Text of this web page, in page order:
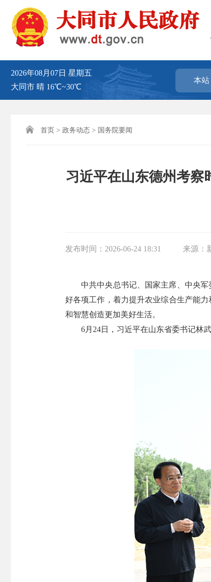
2026年08月07日 星期五
大同市 晴 16℃~30℃
本站
 首页 > 政务动态 > 国务院要闻
习近平在山东德州考察
发布时间： 2026-06-24 18:31 来源：
中共中央总书记、国家主席、中央
好各项工作，着力提升农业综合生产能
和智慧创造更加美好生活。
6月24日，习近平在山东省委书记林